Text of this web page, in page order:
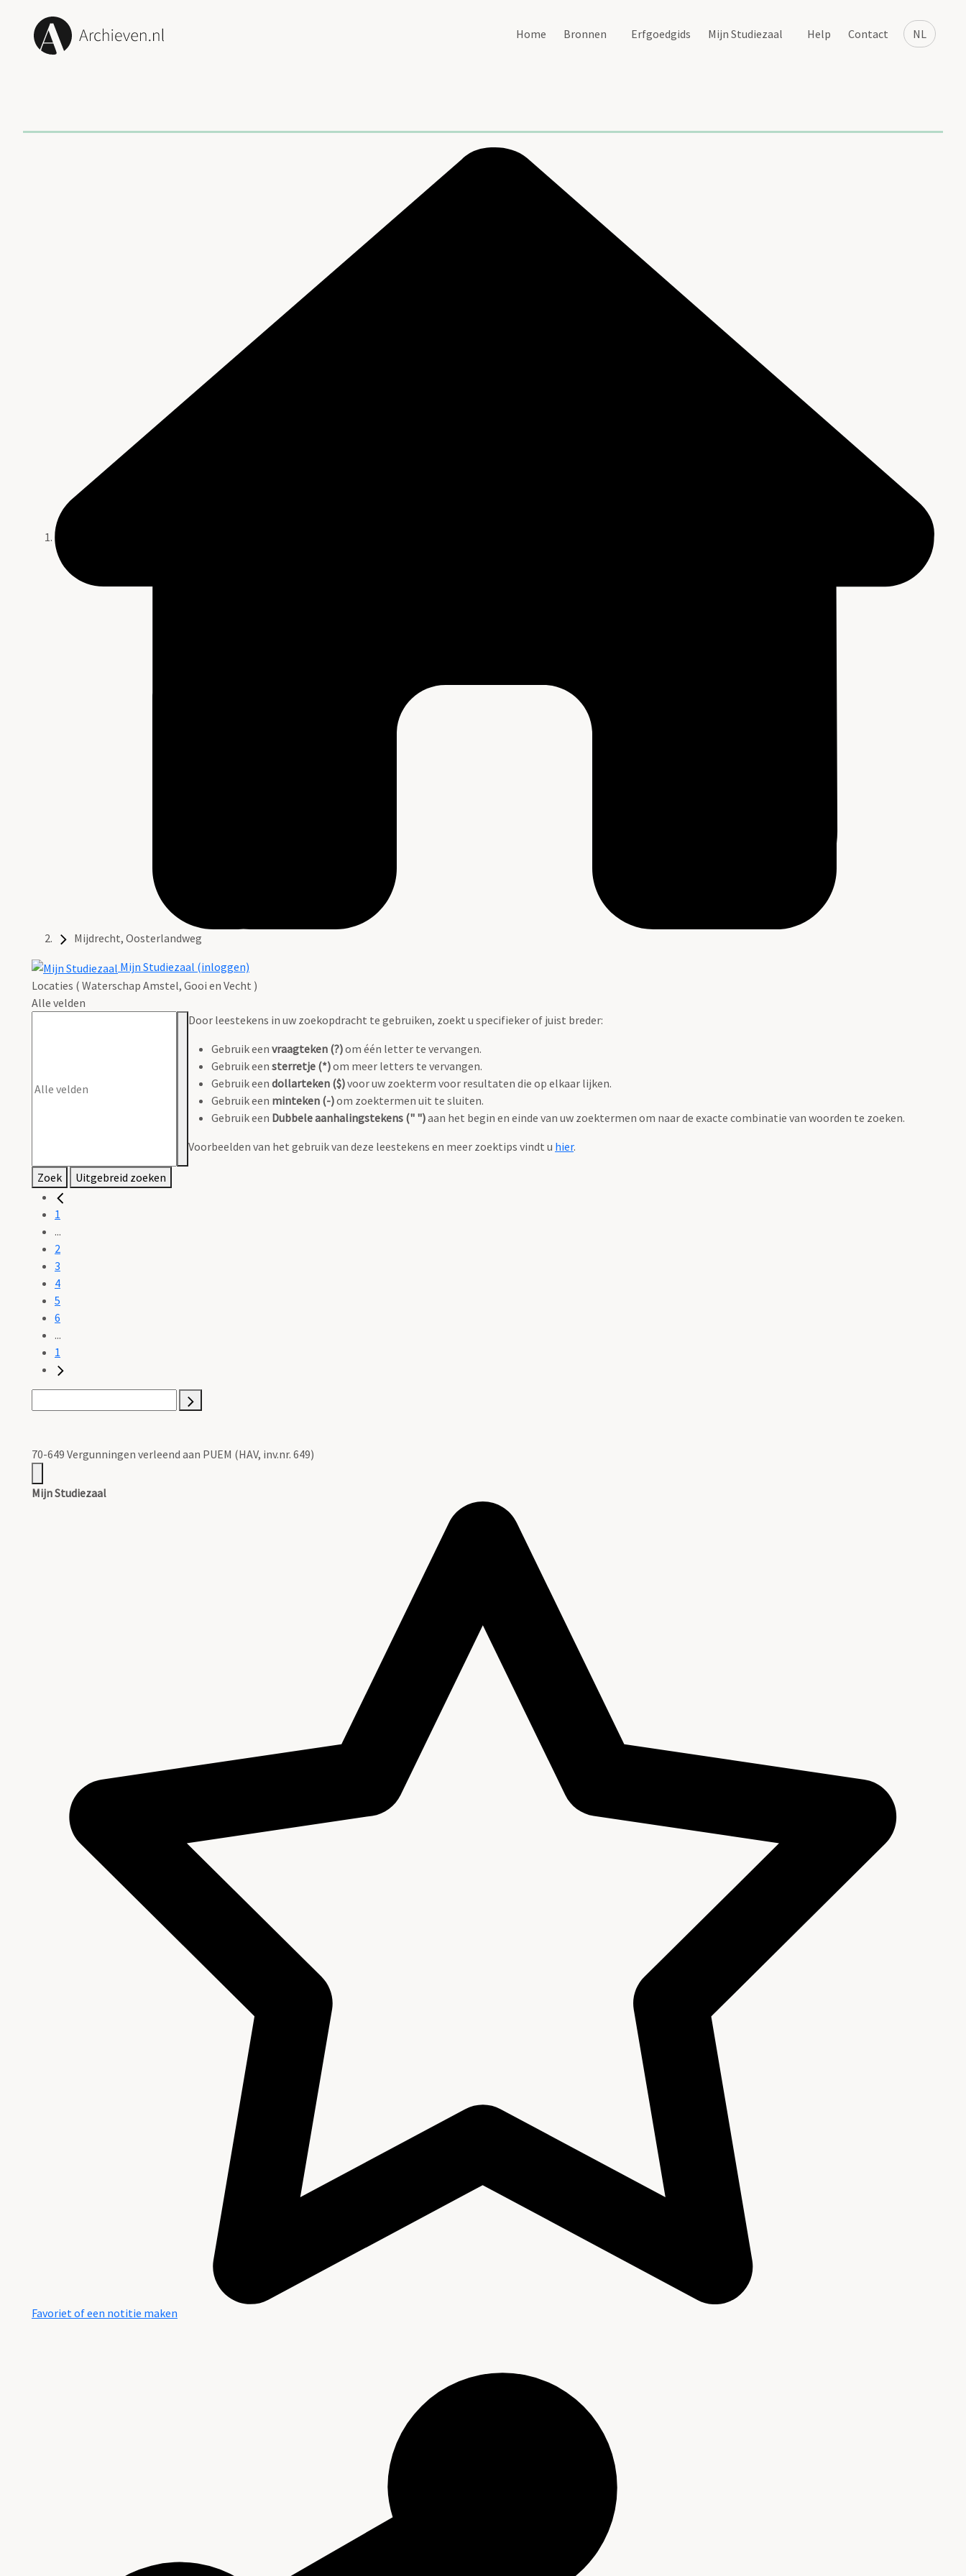
NL
Home Bronnen Erfgoedgids Mijn Studiezaal Help Contact
Mijdrecht, Oosterlandweg
Mijn Studiezaal (inloggen)
Locaties ( Waterschap Amstel, Gooi en Vecht )
Alle velden
Door leestekens in uw zoekopdracht te gebruiken, zoekt u specifieker of juist breder:
Gebruik een vraagteken (?)om één letter te vervangen.
Gebruik een sterretje (*)om meer letters te vervangen.
Gebruik een dollarteken ($)voor uw zoekterm voor resultaten die op elkaar lijken.
Gebruik een minteken (-)om zoektermen uit te sluiten.
Gebruik een Dubbele aanhalingstekens (" ")aan het begin en einde van uw zoektermen om naar de exacte combinatie van woorden te zoeken.
Voorbeelden van het gebruik van deze leestekens en meer zoektips vindt u hier.
Zoek Uitgebreid zoeken
1
...
2
3
4
5
6
...
1
70-649 Vergunningen verleend aan PUEM (HAV, inv.nr. 649)
Mijn Studiezaal
Favoriet of een notitie maken